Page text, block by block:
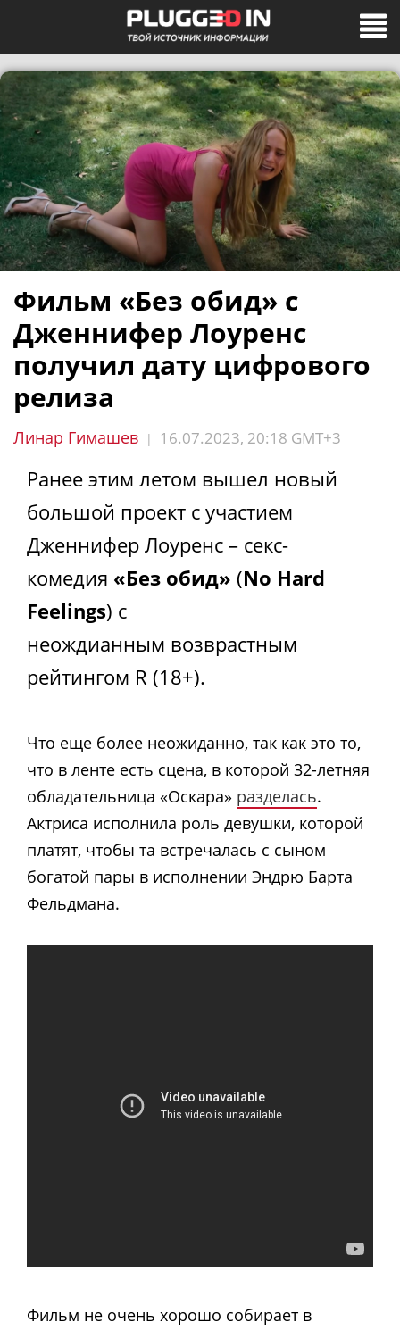
Фильм «Без обид» с
Дженнифер Лоуренс
получил дату цифрового
релиза
Линар Гимашев | 16.07.2023, 20:18 GMT+3
Ранее этим летом вышел новый
большой проект с участием
Дженнифер Лоуренс – секс-
комедия «Без обид» (No Hard
Feelings) с
неождианным возврастным
рейтингом R (18+).
Что еще более неожиданно, так как это то,
что в ленте есть сцена, в которой 32-летняя
обладательница «Оскара» разделась.
Актриса исполнила роль девушки, которой
платят, чтобы та встречалась с сыном
богатой пары в исполнении Эндрю Барта
Фельдмана.
Фильм не очень хорошо собирает в